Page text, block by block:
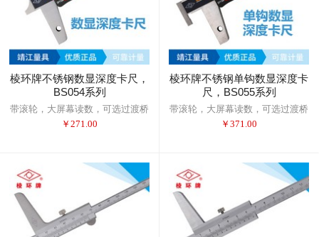
棱环牌不锈钢数显深度卡尺，
BS054系列
带滚轮，大屏幕读数，可选过渡桥
￥ 271.00
棱环牌不锈钢单钩数显深度卡
尺，BS055系列
带滚轮，大屏幕读数，可选过渡桥
￥ 371.00